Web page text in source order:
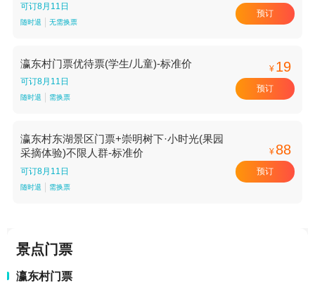
可订8月11日
随时退 无需换票
预订
瀛东村门票优待票(学生/儿童)-标准价
可订8月11日
随时退 需换票
¥ 19
预订
瀛东村东湖景区门票+崇明树下·小时光(果园
采摘体验)不限人群-标准价
可订8月11日
随时退 需换票
¥ 88
预订
景点门票
瀛东村门票